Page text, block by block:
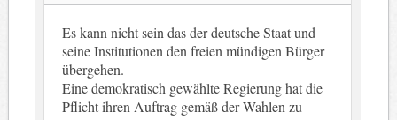
Es kann nicht sein das der deutsche Staat und
seine Institutionen den freien mündigen Bürger
übergehen.
Eine demokratisch gewählte Regierung hat die
Pflicht ihren Auftrag gemäß der Wahlen zu